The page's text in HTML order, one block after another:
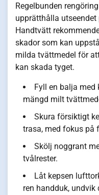
Regelbunden
upprätthålla
Handtvätt
skador som kan
milda tvättmedel för
kan skada tyget.
Fyll en balja
mängd milt
Skura försiktigt
trasa, med fokus på
Skölj noggrant
tvålrester.
Låt kepsen
ren handduk, undvik